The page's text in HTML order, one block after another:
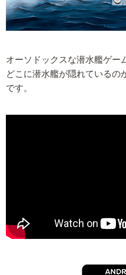
オーソドックスな潜水艦ゲー
どこに潜水艦が隠れているの
です。